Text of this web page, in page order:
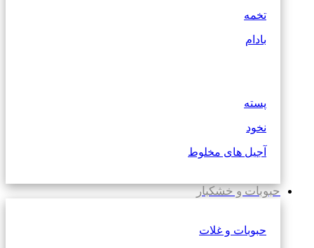
تخمه
بادام
پسته
نخود
آجیل های مخلوط
حبوبات و خشکبار
حبوبات و غلات